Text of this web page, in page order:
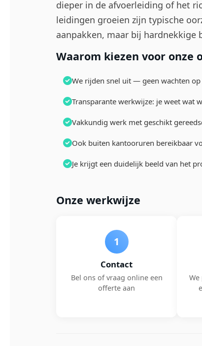
dieper in de afvoerleiding of het
leidingen groeien zijn typische
aanpakken, maar bij hardnekkige
Waarom kiezen voor onze
We rijden snel uit — geen wachten
Transparante werkwijze: je weet wat
Vakkundig werk met geschikt
Ook buiten kantooruren bereikbaar
Je krijgt een duidelijk beeld van het
Onze werkwijze
1
Contact
Bel ons of vraag online een
offerte aan